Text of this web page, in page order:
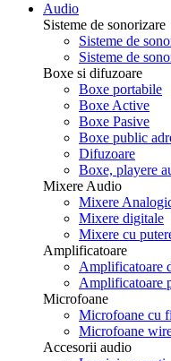
Audio
Sisteme de sonorizare
Sisteme de
Sisteme de
Boxe si difuzoare
Boxe portabile
Boxe Active
Boxe Pasive
Boxe public
Difuzoare
Boxe, playere
Mixere Audio
Mixere
Mixere digitale
Mixere cu
Amplificatoare
Amplificatoare
Amplificatoare
Microfoane
Microfoane cu
Microfoane
Accesorii audio